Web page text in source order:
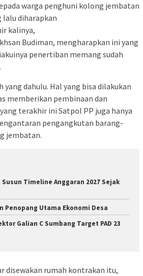
warga penghuni kolong jembatan
lalu diharapkan
kalinya,
Budiman, mengharapkan ini yang
penertiban memang sudah
yang dahulu. Hal yang bisa dilakukan
memberikan pembinaan dan
terakhir ini Satpol PP juga hanya
pengangkutan barang-
jembatan.
Susun Timeline Anggaran 2027 Sejak
Penopang Utama Ekonomi Desa
Galian C Sumbang Target PAD 23
disewakan rumah kontrakan itu,